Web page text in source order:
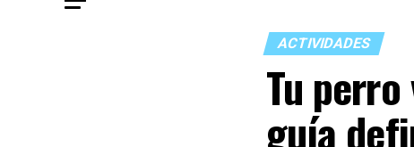
ACTIVIDADES
Tu
guía